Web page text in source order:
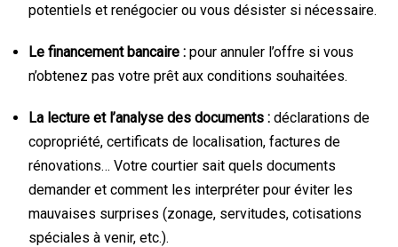
potentiels et renégocier ou vous désister si nécessaire.
Le financement bancaire : pour annuler l’offre si vous
n’obtenez pas votre prêt aux conditions souhaitées.
La lecture et l’analyse des documents : déclarations de
copropriété, certificats de localisation, factures de
rénovations… Votre courtier sait quels documents
demander et comment les interpréter pour éviter les
mauvaises surprises (zonage, servitudes, cotisations
spéciales à venir, etc.).